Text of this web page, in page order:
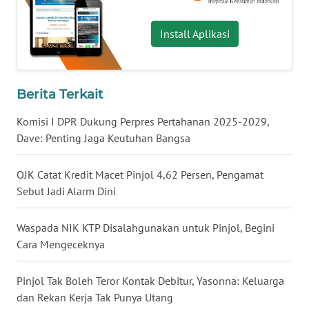
Install Aplikasi
Berita Terkait
Komisi I DPR Dukung Perpres Pertahanan 2025-2029,
Dave: Penting Jaga Keutuhan Bangsa
OJK Catat Kredit Macet Pinjol 4,62 Persen, Pengamat
Sebut Jadi Alarm Dini
Waspada NIK KTP Disalahgunakan untuk Pinjol, Begini
Cara Mengeceknya
Pinjol Tak Boleh Teror Kontak Debitur, Yasonna: Keluarga
dan Rekan Kerja Tak Punya Utang
WN
SERAMBI
WN
JAMBI
WN
SULTRA
WN
NTB
WN
SULTENG
WN
SULBAR